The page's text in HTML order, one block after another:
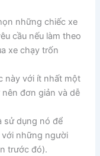
những chiếc xe
cầu nếu làm theo
xe chạy trốn
này với ít nhất một
đơn giản và dễ
sử dụng nó để
với những người
trước đó).